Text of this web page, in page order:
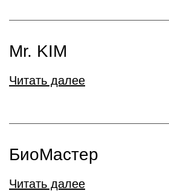
Mr. KIM
Читать далее
БиоМастер
Читать далее